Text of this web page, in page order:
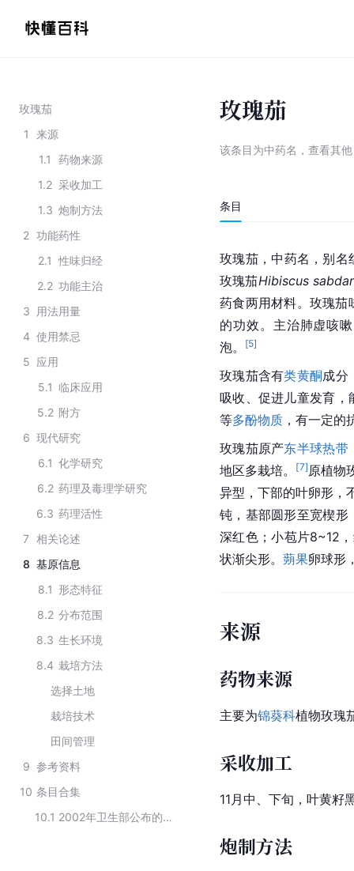
玫瑰茄
1
来源
1.1
药物来源
1.2 采收加工
1.3 炮制方法
2 功能药性
2.1 性味归经
2.2 功能主治
3
用法用量
4 使用禁忌
5 应用
5.1 临床应用
5.2 附方
6 现代研究
6.1 化学研究
6.2 药理及毒理学研究
6.3 药理活性
7 相关论述
8 基原信息
8.1 形态特征
8.2 分布范围
8.3 生长环境
8.4 栽培方法
选择土地
栽培技术
田间管理
9 参考资料
10 条目合集
10.1
2002年卫生部公布的可用于保健食品的物品
玫瑰茄
该条目为中药名 ， 查看其
条目
玫瑰茄，中药名，别
玫瑰茄Hibiscus
药食两用材料。玫瑰茄
的功效。主治肺虚咳
泡。
[5]
玫瑰茄含有类黄酮成分
吸收、促进儿童发育
等多酚物质 ，有一定的
玫瑰茄原产东半球热带
地区多栽培。
[7] 原植物
异型，下部的叶卵形，
钝，基部圆形至宽楔形
深红色；小苞片8~12
状渐尖形。 蒴果卵球形
来源
药物来源
主要为锦葵科植物玫瑰
采收加工
11月中、下旬，叶黄籽
炮制方法